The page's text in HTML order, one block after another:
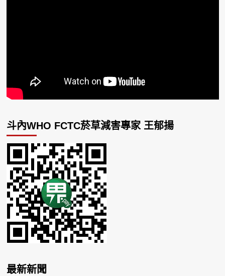
斗內WHO FCTC菸草減害專家 王郁揚
最新新聞